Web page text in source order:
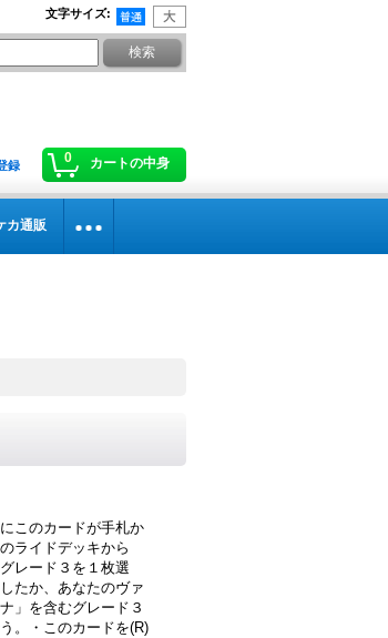
文字サイズ:
0 カートの中身
録
カ通販
このカードが手札か
ライドデッキから
レード３を１枚選
たか、あなたのヴァ
」を含むグレード３
。・このカードを(R)